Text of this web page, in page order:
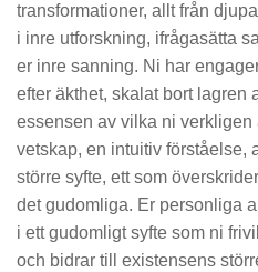
transformationer, allt från
i inre utforskning, ifrågasätta
er inre sanning. Ni har
efter äkthet, skalat bort lagren
essensen av vilka ni verkligen
vetskap, en intuitiv förståelse,
större syfte, ett som
det gudomliga. Er personliga
i ett gudomligt syfte som ni
och bidrar till existensens